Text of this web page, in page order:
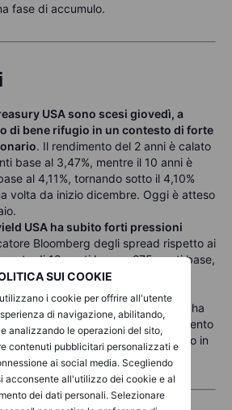
SUI COOKIE
i cookie per offrire all'utente
di navigazione, abilitando,
analizzando le operazioni del sito,
contenuti pubblicitari personalizzati e
ai social media. Scegliendo
acconsente all'utilizzo dei cookie e al
dei dati personali. Selezionare
fase di accumulo.
USA sono scesi giovedì, a
di bene rifugio in un contesto di forte
. Il rendimento del 2 anni è calato
base al 3,47%, mentre il 10 anni è
al 4,11%, tornando sotto il 4,10%
volta da inizio dicembre. Oggi è atteso
USA ha subito forti pressioni
Bloomberg degli spread rispetto ai
di 12 punti base a 275 punti base,
di Stato giapponesi si sono
, poiché il rafforzamento dello JPY ha
le attese di un imminente inasprimento
più lunghe dei JGB hanno chiuso in
brusco calo.